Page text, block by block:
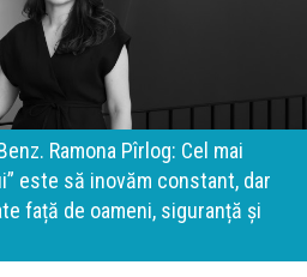
Ramona Pîrlog: Cel mai
este să inovăm constant, dar
față de oameni, siguranță și